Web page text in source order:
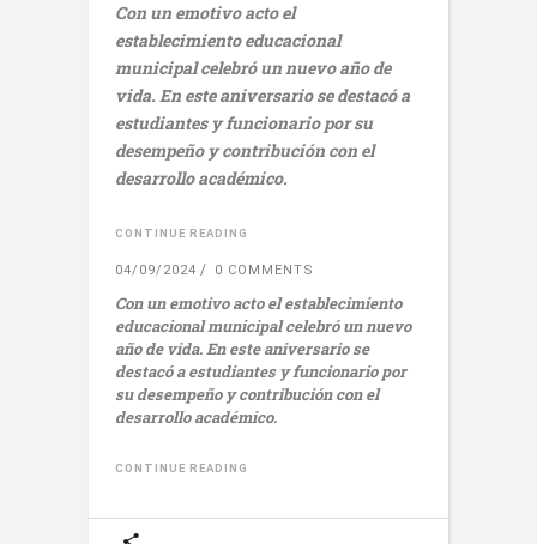
Con un emotivo acto el
establecimiento educacional
municipal celebró un nuevo año de
vida. En este aniversario se destacó a
estudiantes y funcionario por su
desempeño y contribución con el
desarrollo académico.
CONTINUE READING
04/09/2024 0 COMMENTS
Con un emotivo acto el establecimiento
educacional municipal celebró un nuevo
año de vida. En este aniversario se
destacó a estudiantes y funcionario por
su desempeño y contribución con el
desarrollo académico.
CONTINUE READING